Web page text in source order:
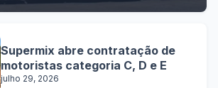
Supermix abre contratação de
motoristas categoria C, D e E
julho 29, 2026